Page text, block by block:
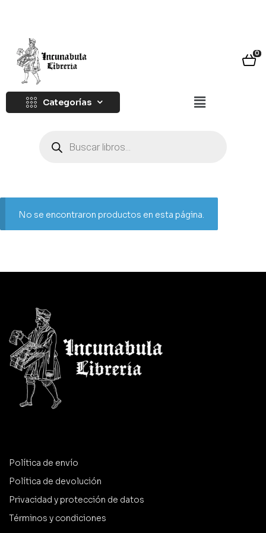
0
Categorías
No se encontraron productos en esta página.
Política de envío
Política de devolución
Privacidad y protección de datos
Términos y condiciones